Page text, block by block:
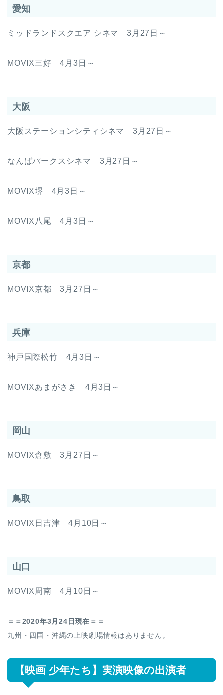
愛知
ミッドランドスクエア シネマ 3月27日～
MOVIX三好 4月3日～
大阪
大阪ステーションシティシネマ 3月27日～
なんばパークスシネマ 3月27日～
MOVIX堺 4月3日～
MOVIX八尾 4月3日～
京都
MOVIX京都 3月27日～
兵庫
神戸国際松竹 4月3日～
MOVIXあまがさき 4月3日～
岡山
MOVIX倉敷 3月27日～
鳥取
MOVIX日吉津 4月10日～
山口
MOVIX周南 4月10日～
＝＝2020年3月24日現在＝＝
九州・四国・沖縄の上映劇場情報はありません。
【映画 少年たち】実演映像の出演者